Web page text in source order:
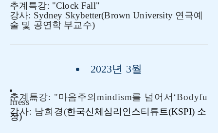
추계특강: "Clock Fall"
강사: Sydney Skybetter(Brown University 연극예
술 및 공연학 부교수)
2023년 3월
춘계특강: "마음주의 mindism를 넘어서 ‘Bodyfu
lness'"
강사: 남희경(한국신체심리인스티튜트(KSPI) 소
장)